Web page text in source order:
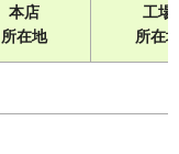
本店
所在地
工場
所在